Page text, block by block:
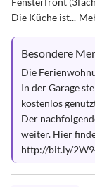
Die Küche ist...
Besondere
Die
In der Garage
kostenlos
Der
weiter. Hier
http://bit.ly/